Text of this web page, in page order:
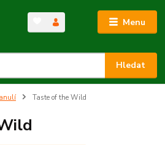
Menu
Hledat
Taste of the Wild